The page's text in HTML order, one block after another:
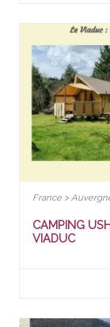
France >
CAMPING
VIADUC